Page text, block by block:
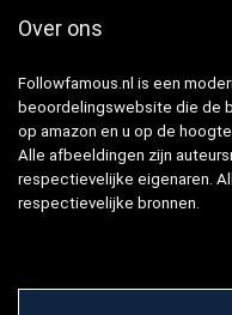
Over ons
Followfamous.nl is een
beoordelingswebsite die de
op amazon en u op de
Alle afbeeldingen zijn
respectievelijke eigenaren.
respectievelijke bronnen.